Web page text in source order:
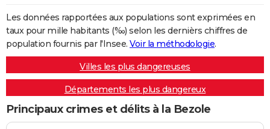
Les données rapportées aux populations sont exprimées en
taux pour mille habitants (‰) selon les dernièrs chiffres de
population fournis par l'Insee. Voir la méthodologie.
Villes les plus dangereuses
Départements les plus dangereux
Principaux crimes et délits à la Bezole